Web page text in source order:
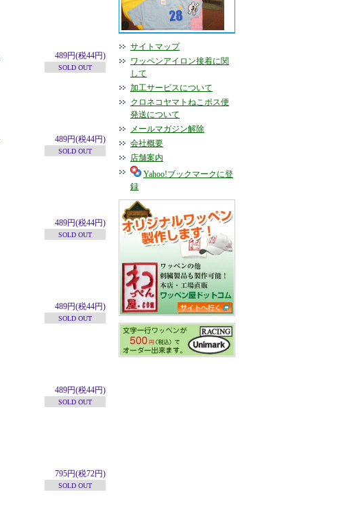
489円(税44円)
SOLD OUT
489円(税44円)
SOLD OUT
489円(税44円)
SOLD OUT
489円(税44円)
SOLD OUT
489円(税44円)
SOLD OUT
795円(税72円)
SOLD OUT
サイトマップ
ワッペンアイロン接着に関
して
加工サービスについて
クロネコヤマトねこポス便
発送について
メールマガジン解除
会社概要
店舗案内
Yahoo!ブックマークに登
録